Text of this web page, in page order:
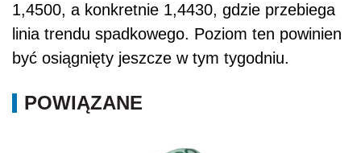
1,4500, a konkretnie 1,4430, gdzie przebiega
linia trendu spadkowego. Poziom ten powinien
być osiągnięty jeszcze w tym tygodniu.
POWIĄZANE